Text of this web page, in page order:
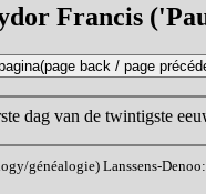
Francis
dag van de twintigste
généalogie) Lanssens-